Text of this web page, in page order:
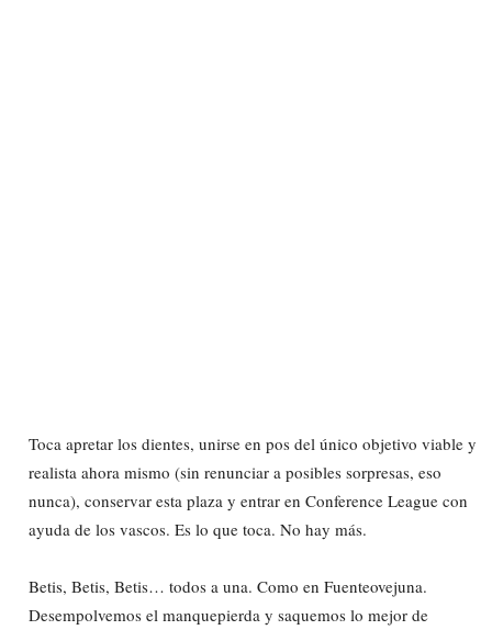
Toca apretar los dientes, unirse en pos del único objetivo viable y
realista ahora mismo (sin renunciar a posibles sorpresas, eso
nunca), conservar esta plaza y entrar en Conference League con
ayuda de los vascos. Es lo que toca. No hay más.
Betis, Betis, Betis… todos a una. Como en Fuenteovejuna.
Desempolvemos el manquepierda y saquemos lo mejor de